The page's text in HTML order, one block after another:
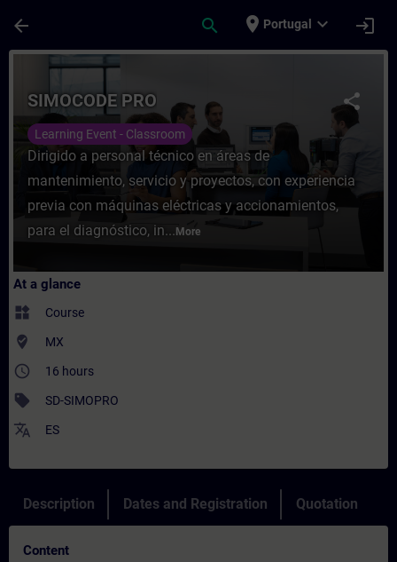
arrow_back search place Portugal expand_more login
Course - SIMOCODE PRO - Training -
share
SIMOCODE PRO
Learning Event - Classroom
Dirigido a personal técnico en áreas de
mantenimiento, servicio y proyectos, con experiencia
previa con máquinas eléctricas y accionamientos,
para el diagnóstico, in... More
At a glance
widgets Course
where_to_vote MX
access_time 16 hours
sell SD-SIMOPRO
translate ES
Description Dates and Registration Quotation
Content